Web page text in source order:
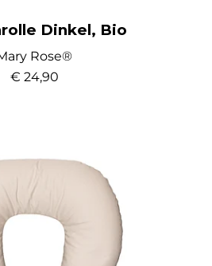
Dinkel, Bio
Rose®
€ 24,90